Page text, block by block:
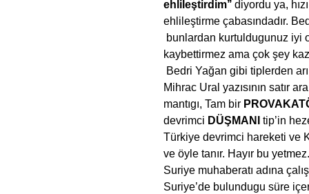
ehlileştirdim’’ diyordu ya,
ehlileştirme çabasındadır.
bunlardan kurtuldugunuz iyi
kaybettirmez ama çok şey
Bedri Yağan gibi tiplerden
Mihrac Ural yazısının satır
mantıgı, Tam bir
devrimci DÜŞMANI tip’in
Türkiye devrimci hareketi ve
ve öyle tanır. Hayır bu
Suriye muhaberatı adına
Suriye’de bulundugu süre